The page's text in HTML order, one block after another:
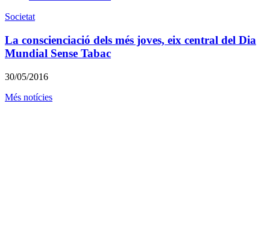
Societat
La conscienciació dels més joves, eix central del Dia
Mundial Sense Tabac
30/05/2016
Més notícies